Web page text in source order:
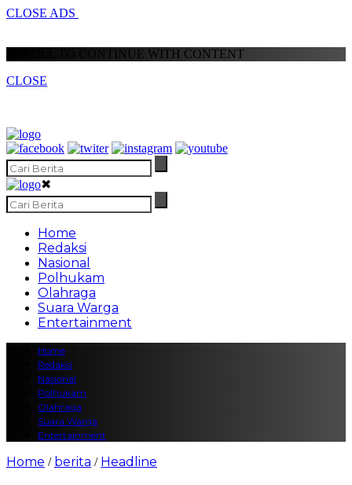
CLOSE ADS
SCROLL TO CONTINUE WITH CONTENT
CLOSE
✖
Home
Redaksi
Nasional
Polhukam
Olahraga
Suara Warga
Entertainment
Home
Redaksi
Nasional
Polhukam
Olahraga
Suara Warga
Entertainment
Home / berita / Headline